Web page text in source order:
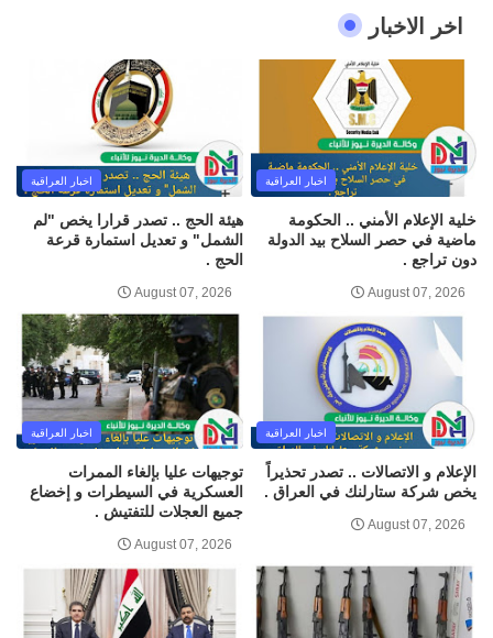
اخر الاخبار
اخبار العراقية
خلية الإعلام الأمني .. الحكومة
ماضية في حصر السلاح بيد الدولة
دون تراجع .
August 07, 2026
اخبار العراقية
هيئة الحج .. تصدر قرارا يخص "لم
الشمل" و تعديل استمارة قرعة
الحج .
August 07, 2026
اخبار العراقية
الإعلام و الاتصالات .. تصدر تحذيراً
يخص شركة ستارلنك في العراق .
August 07, 2026
اخبار العراقية
توجيهات عليا بإلغاء الممرات
العسكرية في السيطرات و إخضاع
جميع العجلات للتفتيش .
August 07, 2026